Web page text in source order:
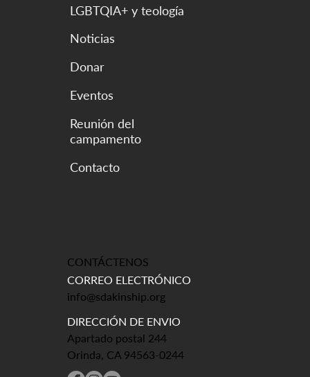
Eventos
Reunión del
campamento
LGBTQIA+ y teología
Noticias
Donar
CONTÁCTENOS
CORREO ELECTRÓNICO
info@sdakinship.org
DIRECCIÓN DE ENVIO
Apartado postal 244
Orinda, CA 94563-0244